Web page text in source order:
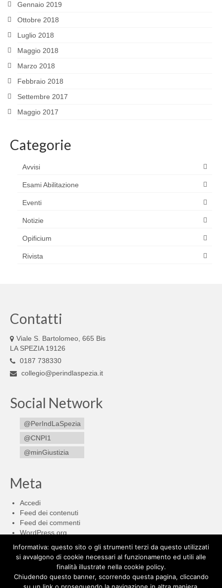
Gennaio 2019
Ottobre 2018
Luglio 2018
Maggio 2018
Marzo 2018
Febbraio 2018
Settembre 2017
Maggio 2017
Categorie
Avvisi
Esami Abilitazione
Eventi
Notizie
Opificium
Rivista
Contatti
Viale S. Bartolomeo, 665 Bis
LA SPEZIA 19126
0187 738330
collegio@perindlaspezia.it
Social Network
@PerIndLaSpezia
@CNPI1
@minGiustizia
Meta
Accedi
Feed dei contenuti
Feed dei commenti
WordPress.org
Cerca:
Informativa: questo sito o gli strumenti terzi da questo utilizzati
si avvalgono di cookie necessari al funzionamento ed utili alle
finalità illustrate nella cookie policy.
Chiudendo questo banner, scorrendo questa pagina, cliccando